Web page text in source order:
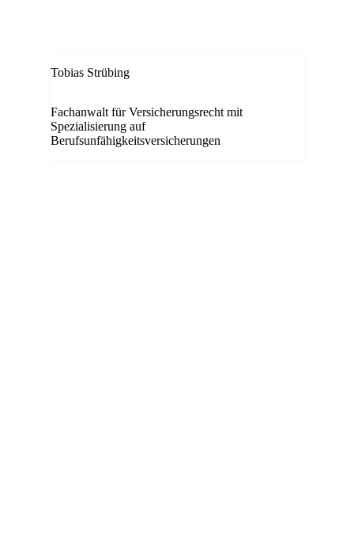
Tobias Strübing
Fachanwalt für Versicherungsrecht mit
Spezialisierung auf
Berufsunfähigkeitsversicherungen